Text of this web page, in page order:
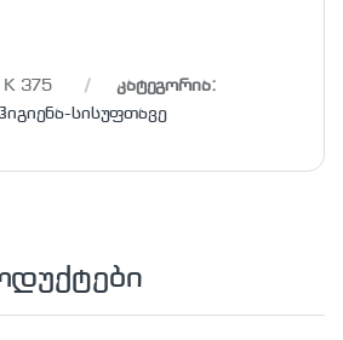
K 375
კატეგორია:
სისუფთავე